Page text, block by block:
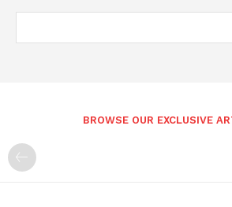
BROWSE OUR EXCLUSIVE